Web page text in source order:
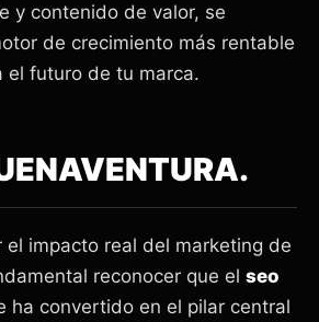
y contenido de valor, se
de crecimiento más rentable
el futuro de tu marca.
el impacto real del marketing de
reconocer que el seo
ha convertido en el pilar central